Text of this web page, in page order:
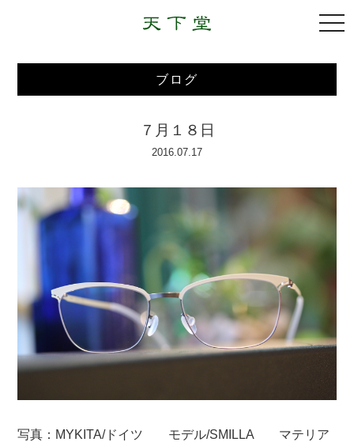
ブログ
７月１８日
2016.07.17
写真：MYKITA/ドイツ モデル/SMILLA マテリア